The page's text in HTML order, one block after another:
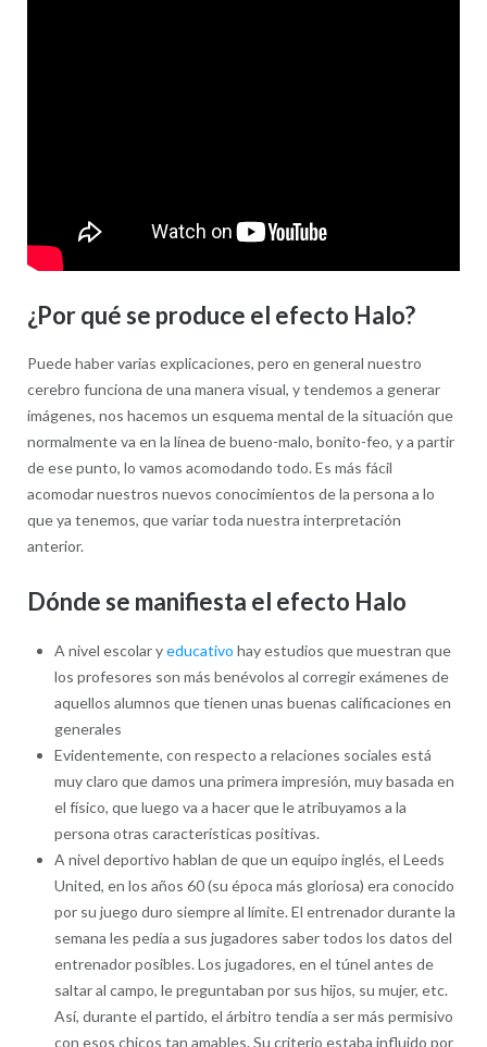
¿Por qué se produce el efecto Halo?
Puede haber varias explicaciones, pero en general nuestro
cerebro funciona de una manera visual, y tendemos a generar
imágenes, nos hacemos un esquema mental de la situación que
normalmente va en la línea de bueno-malo, bonito-feo, y a partir
de ese punto, lo vamos acomodando todo. Es más fácil
acomodar nuestros nuevos conocimientos de la persona a lo
que ya tenemos, que variar toda nuestra interpretación
anterior.
Dónde se manifiesta el efecto Halo
A nivel escolar yeducativo hay estudios que muestran que
los profesores son más benévolos al corregir exámenes de
aquellos alumnos que tienen unas buenas calificaciones en
generales
Evidentemente, con respecto a relaciones sociales está
muy claro que damos una primera impresión, muy basada en
el físico, que luego va a hacer que le atribuyamos a la
persona otras características positivas.
A nivel deportivo hablan de que un equipo inglés, el Leeds
United, en los años 60 (su época más gloriosa) era conocido
por su juego duro siempre al límite. El entrenador durante la
semana les pedía a sus jugadores saber todos los datos del
entrenador posibles. Los jugadores, en el túnel antes de
saltar al campo, le preguntaban por sus hijos, su mujer, etc.
Así, durante el partido, el árbitro tendía a ser más permisivo
con esos chicos tan amables. Su criterio estaba influido por